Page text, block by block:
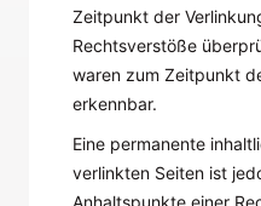
Zeitpunkt der
Rechtsverstöße
waren zum Zeitpunkt
erkennbar.
Eine permanente
verlinkten Seiten ist
Anhaltspunkte einer